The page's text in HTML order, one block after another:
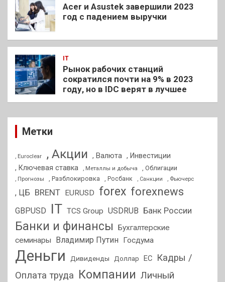
Acer и Asustek завершили 2023
год с падением выручки
IT
Рынок рабочих станций
сократился почти на 9% в 2023
году, но в IDC верят в лучшее
Метки
, Euroclear , Акции , Валюта , Инвестиции
, Ключевая ставка
, Металлы и добыча , Облигации
, Прогнозы , Разблокировка , Росбанк , Санкции , Фьючерс
, ЦБ BRENT EURUSD forex forexnews
GBPUSD IT TCS Group USDRUB Банк России
Банки и финансы
Бухгалтерские
семинары
Владимир Путин Госдума
Деньги Дивиденды Доллар ЕС
Кадры /
Оплата труда Компании Личный